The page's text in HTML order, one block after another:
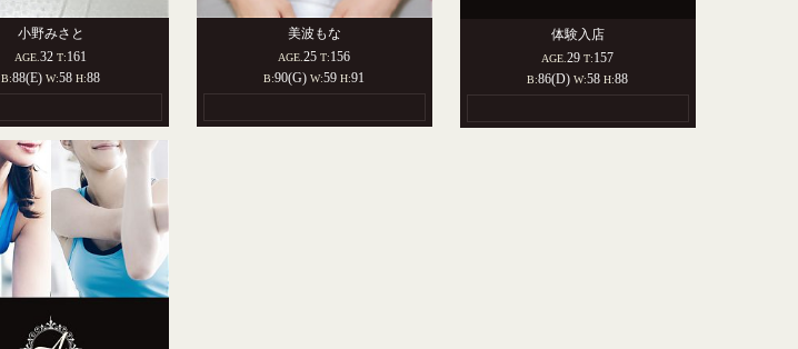
小野みさと
AGE.32T:161
B:88(E)W:58H:88
美波もな
AGE.25T:156
B:90(G)W:59H:91
体験入店
AGE.29T:157
B:86(D)W:58H:88